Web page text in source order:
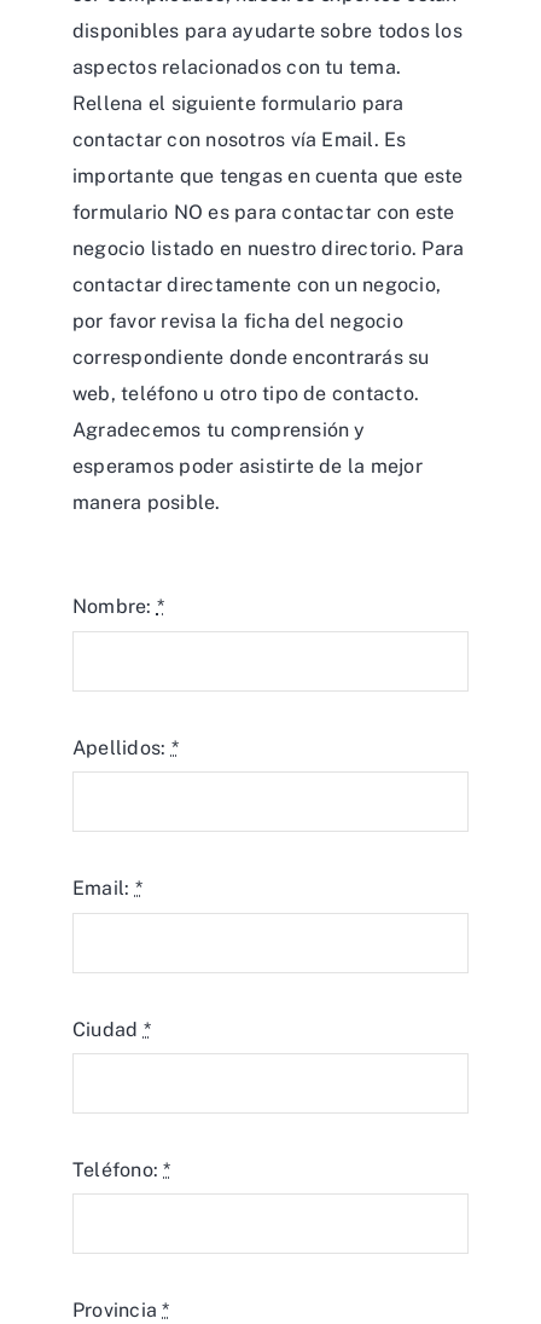
disponibles para ayudarte sobre todos los
aspectos relacionados con tu tema.
Rellena el siguiente formulario para
contactar con nosotros vía Email. Es
importante que tengas en cuenta que este
formulario NO es para contactar con este
negocio listado en nuestro directorio. Para
contactar directamente con un negocio,
por favor revisa la ficha del negocio
correspondiente donde encontrarás su
web, teléfono u otro tipo de contacto.
Agradecemos tu comprensión y
esperamos poder asistirte de la mejor
manera posible.
Nombre: *
Apellidos: *
Email: *
Ciudad *
Teléfono:*
Provincia*